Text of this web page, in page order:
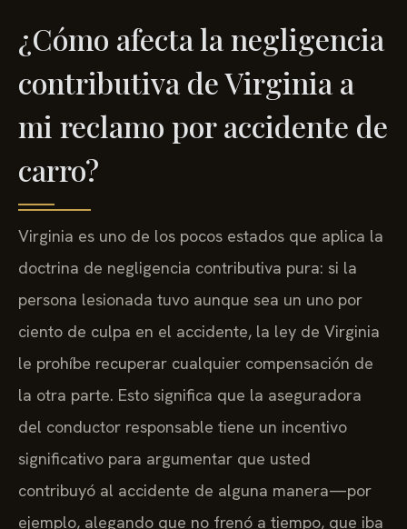
¿Cómo afecta la negligencia
contributiva de Virginia a
mi reclamo por accidente de
carro?
Virginia es uno de los pocos estados que aplica la
doctrina de negligencia contributiva pura: si la
persona lesionada tuvo aunque sea un uno por
ciento de culpa en el accidente, la ley de Virginia
le prohíbe recuperar cualquier compensación de
la otra parte. Esto significa que la aseguradora
del conductor responsable tiene un incentivo
significativo para argumentar que usted
contribuyó al accidente de alguna manera—por
ejemplo, alegando que no frenó a tiempo, que iba